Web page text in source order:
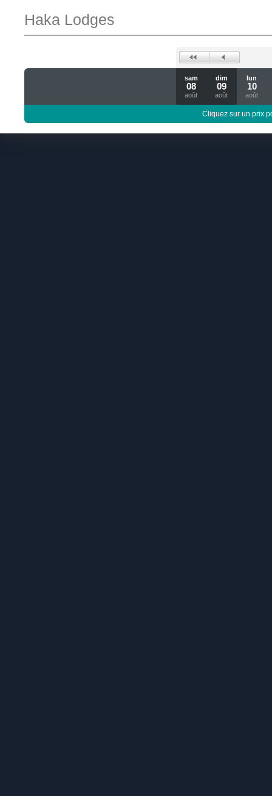
Haka Lodges
sam
08
août
dim
09
août
lun
10
août
Cliquez sur un prix